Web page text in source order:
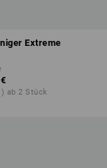
Extreme
ab 2 Stück